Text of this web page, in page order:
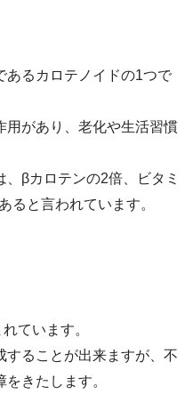
あるカロテノイドの1つで
用があり、老化や生活習慣
、βカロテンの2倍、ビタミ
ると言われています。
ています。
することが出来ますが、不
きたします。